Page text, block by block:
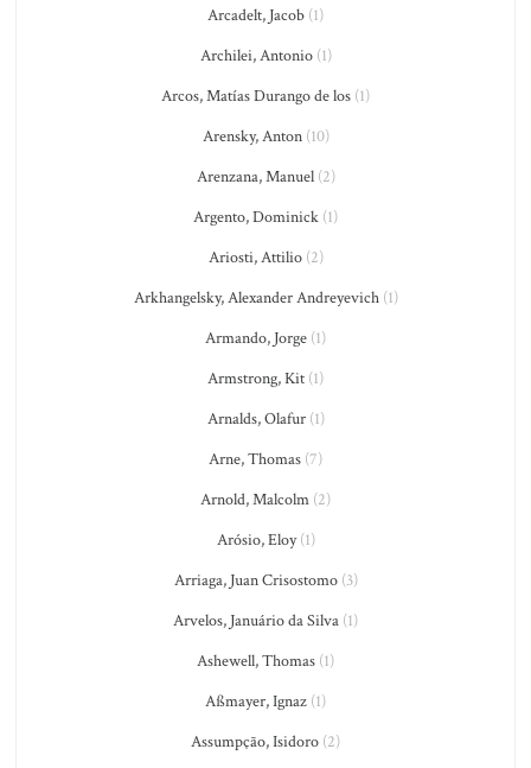
Arcadelt, Jacob (1)
Archilei, Antonio(1)
Arcos, Matías Durango de los (1)
Arensky, Anton(10)
Arenzana, Manuel(2)
Argento, Dominick (1)
Ariosti, Attilio(2)
Arkhangelsky, Alexander Andreyevich(1)
Armando, Jorge (1)
Armstrong, Kit (1)
Arnalds, Olafur(1)
Arne, Thomas (7)
Arnold, Malcolm (2)
Arósio, Eloy(1)
Arriaga, Juan Crisostomo(3)
Arvelos, Januário da Silva (1)
Ashewell, Thomas (1)
Aßmayer, Ignaz (1)
Assumpção, Isidoro (2)